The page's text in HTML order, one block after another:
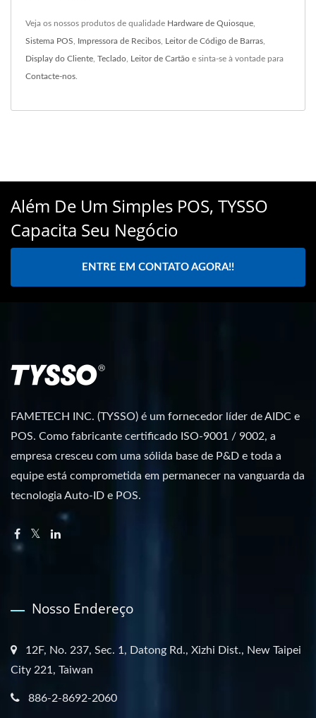
Veja os nossos produtos de qualidade Hardware de Quiosque
Sistema POS Impressora de Recibos Leitor de Código de Barras
Display do Cliente Teclado Leitor de Cartão e sinta-se à vontade para
Contacte-nos
Além De Um Simples POS, TYSSO
Capacita Seu Negócio
ENTRE EM CONTATO AGORA!!
FAMETECH INC. (TYSSO) é um fornecedor líder de AIDC e
POS. Como fabricante certificado ISO-9001 / 9002, a
empresa cresceu com uma sólida base de P&D e toda a
equipe está comprometida em permanecer na vanguarda da
tecnologia Auto-ID e POS.
Nosso Endereço
12F, No. 237, Sec. 1, Datong Rd., Xizhi Dist., New Taipei
City 221, Taiwan
886-2-8692-2060